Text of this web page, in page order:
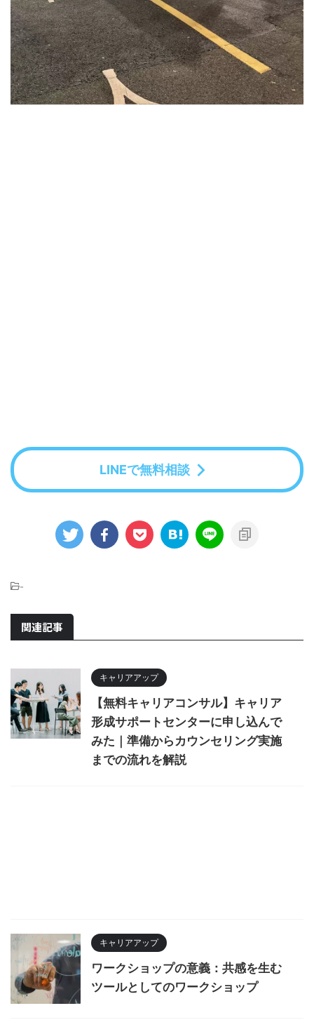
LINEで無料相談
-
関連記事
キャリアアップ
【無料キャリアコンサル】キャリア
形成サポートセンターに申し込んで
みた｜準備からカウンセリング実施
までの流れを解説
キャリアアップ
ワークショップの意義：共感を生む
ツールとしてのワークショップ